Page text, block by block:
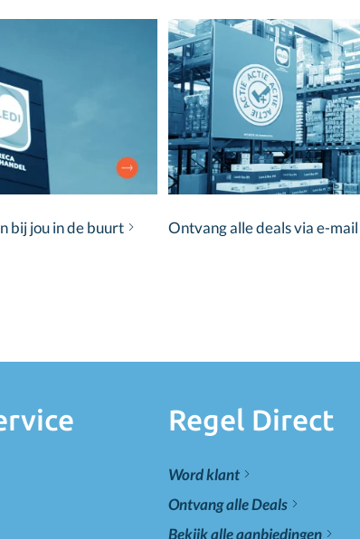
bij jou in de buurt Ontvang alle deals via e-mail
Regel Direct
Word klant
Ontvang alle Deals
Bekijk alle aanbiedingen